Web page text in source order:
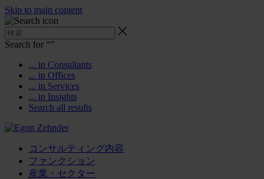
Skip to main content
Search for “”
... in Consultants
... in Offices
... in Services
... in Insights
Search all results
コンサルティング内容
ファンクション
産業・セクター